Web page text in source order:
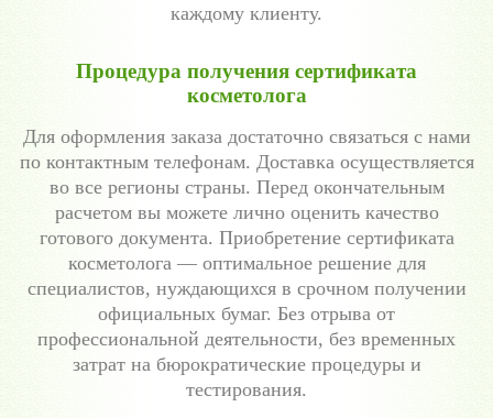
каждому клиенту.
Процедура получения сертификата
косметолога
Для оформления заказа достаточно связаться с нами
по контактным телефонам. Доставка осуществляется
во все регионы страны. Перед окончательным
расчетом вы можете лично оценить качество
готового документа. Приобретение сертификата
косметолога — оптимальное решение для
специалистов, нуждающихся в срочном получении
официальных бумаг. Без отрыва от
профессиональной деятельности, без временных
затрат на бюрократические процедуры и
тестирования.